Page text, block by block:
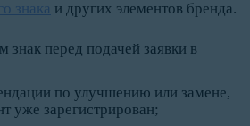
знака и других элементов бренда.
знак перед подачей заявки в
по улучшению или замене,
уже зарегистрирован;